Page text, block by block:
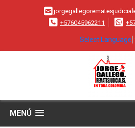
+576045962211
Select Language
MENÚ